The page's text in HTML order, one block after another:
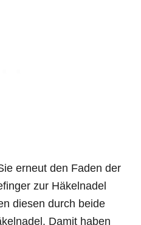
erneut den Faden der
zur Häkelnadel
diesen durch beide
Damit haben